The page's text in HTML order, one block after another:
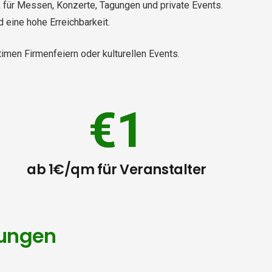
Messen, Konzerte, Tagungen und private Events.
hohe Erreichbarkeit.
Firmenfeiern oder kulturellen Events.
€1
ab 1€/qm für Veranstalter